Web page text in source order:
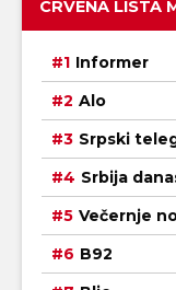
CRVENA LISTA
Informer
Alo
Srpski
Srbija
Večernje
B92